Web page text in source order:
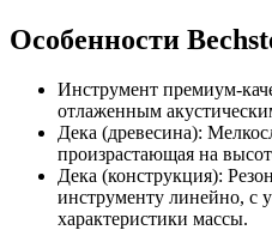
Особенности
Инструмент премиум-
отлаженным
Дека (древесина):
произрастающая на
Дека (конструкция):
инструменту линейно, с
характеристики массы.